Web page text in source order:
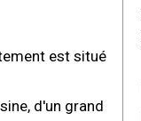
est situé
d'un grand